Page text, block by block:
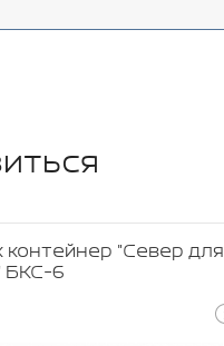
контейнер "Север для
БКС-6